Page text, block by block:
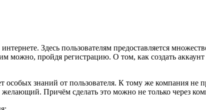
Здесь пользователям предоставляется
пройдя регистрацию. О том, как создать
особых знаний от пользователя. К тому же компания не
Причём сделать это можно не только через